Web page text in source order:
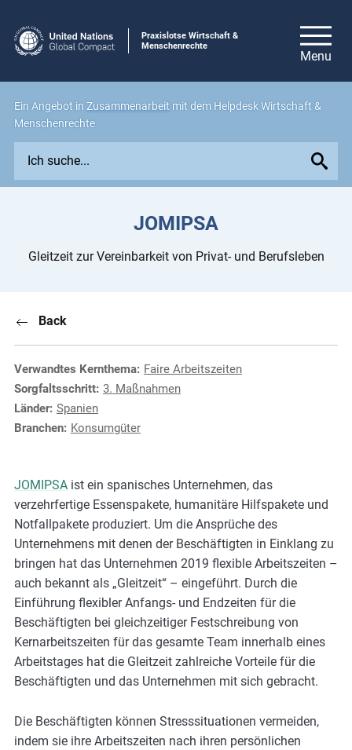
Praxislotse Wirtschaft &
Menschenrechte
Ein Angebot in Zusammenarbeit mit dem Helpdesk Wirtschaft &
Menschenrechte
p
s
u
e
s
,
c
e
s
t
u
d
i
e
s
,
a
n
m
o
JOMIPSA
Gleitzeit zur Vereinbarkeit von Privat- und Berufsleben
Back
Verwandtes Kernthema: Faire Arbeitszeiten
Sorgfaltsschritt: 3. Maßnahmen
Länder: Spanien
Branchen: Konsumgüter
JOMIPSAist ein spanisches Unternehmen, das
verzehrfertige Essenspakete, humanitäre Hilfspakete und
Notfallpakete produziert. Um die Ansprüche des
Unternehmens mit denen der Beschäftigten in Einklang zu
bringen hat das Unternehmen 2019 flexible Arbeitszeiten –
auch bekannt als „Gleitzeit“ – eingeführt. Durch die
Einführung flexibler Anfangs- und Endzeiten für die
Beschäftigten bei gleichzeitiger Festschreibung von
Kernarbeitszeiten für das gesamte Team innerhalb eines
Arbeitstages hat die Gleitzeit zahlreiche Vorteile für die
Beschäftigten und das Unternehmen mit sich gebracht.
Die Beschäftigten können Stresssituationen vermeiden,
indem sie ihre Arbeitszeiten nach ihren persönlichen